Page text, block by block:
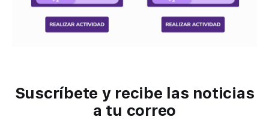
Suscríbete y recibe las noticias
a tu correo